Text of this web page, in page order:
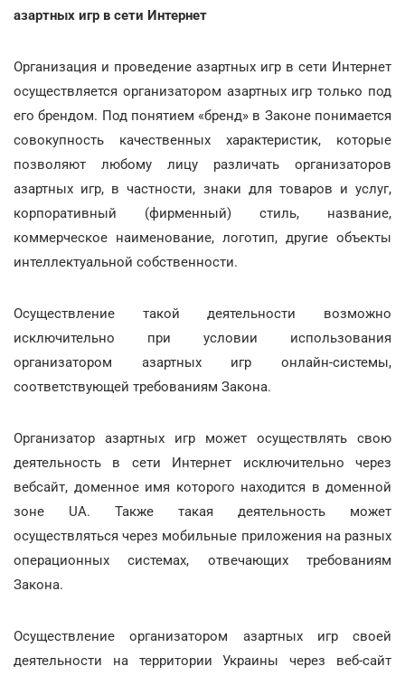
азартных игр в сети Интернет
Организация и проведение азартных игр в сети Интернет
осуществляется организатором азартных игр только под
его брендом. Под понятием «бренд» в Законе понимается
совокупность качественных характеристик, которые
позволяют любому лицу различать организаторов
азартных игр, в частности, знаки для товаров и услуг,
корпоративный (фирменный) стиль, название,
коммерческое наименование, логотип, другие объекты
интеллектуальной собственности.
Осуществление такой деятельности возможно
исключительно при условии использования
организатором азартных игр онлайн-системы,
соответствующей требованиям Закона.
Организатор азартных игр может осуществлять свою
деятельность в сети Интернет исключительно через
вебсайт, доменное имя которого находится в доменной
зоне UA. Также такая деятельность может
осуществляться через мобильные приложения на разных
операционных системах, отвечающих требованиям
Закона.
Осуществление организатором азартных игр своей
деятельности на территории Украины через веб-сайт